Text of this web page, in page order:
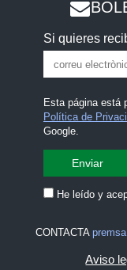
Si quieres
Esta página está
Política de
Google.
He leído y
CONTACTA
Aviso